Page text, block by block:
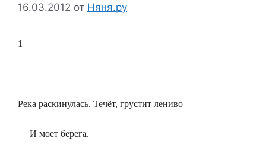
16.03.2012 от Няня.ру
1
Река раскинулась. Течёт, грустит лениво
И моет берега.